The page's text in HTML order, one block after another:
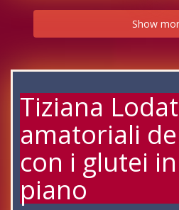
Show
Tiziana
amatoriali
con i glutei
piano